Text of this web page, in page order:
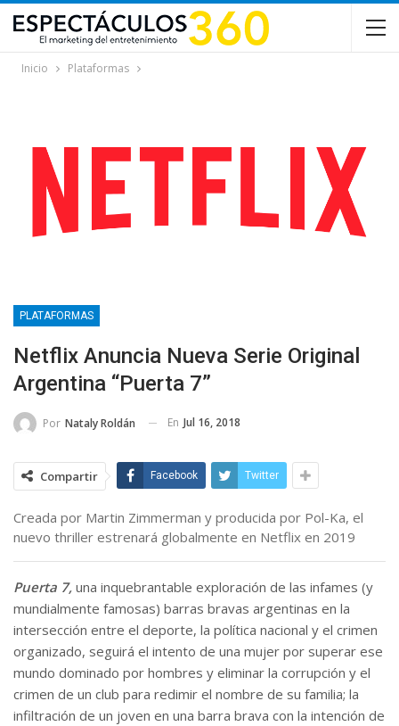
Inicio Plataformas
PLATAFORMAS
Netflix Anuncia Nueva Serie Original
Argentina “Puerta 7”
Por Nataly Roldán En Jul 16, 2018
Compartir Facebook Twitter
Creada por Martin Zimmerman y producida por Pol-Ka, el
nuevo thriller estrenará globalmente en Netflix en 2019
Puerta 7, una inquebrantable exploración de las infames (y
mundialmente famosas) barras bravas argentinas en la
intersección entre el deporte, la política nacional y el crimen
organizado, seguirá el intento de una mujer por superar ese
mundo dominado por hombres y eliminar la corrupción y el
crimen de un club para redimir el nombre de su familia; la
infiltración de un joven en una barra brava con la intención de